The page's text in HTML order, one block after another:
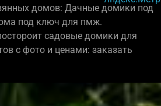
домов: Дачные домики под
под ключ для пмж.
садовые домики для
с фото и ценами: заказать